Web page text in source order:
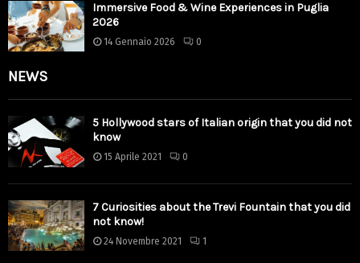
Immersive Food & Wine Experiences in Puglia
2026
14 Gennaio 2026 0
NEWS
5 Hollywood stars of Italian origin that you did not
know
15 Aprile 2021 0
7 Curiosities about the Trevi Fountain that you did
not know!
24 Novembre 2021 1